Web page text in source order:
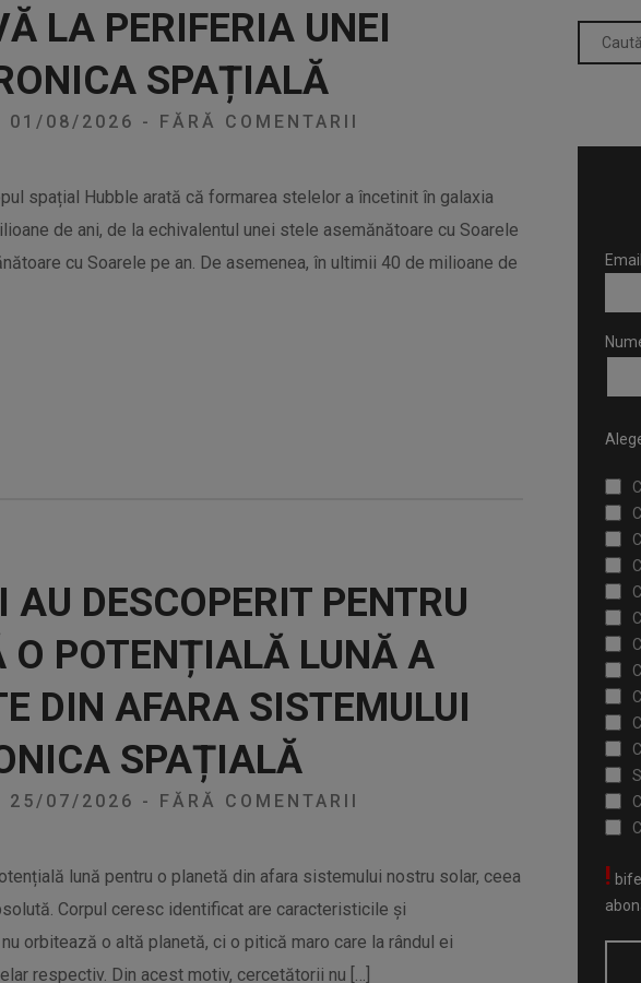
LA PERIFERIA UNEI
SPAȚIALĂ
01/08/2026 - FĂRĂ COMENTARII
spațial Hubble arată că formarea stelelor a încetinit în galaxia
de ani, de la echivalentul unei stele asemănătoare cu Soarele
cu Soarele pe an. De asemenea, în ultimii 40 de milioane de
DESCOPERIT PENTRU
O POTENȚIALĂ LUNĂ A
DIN AFARA SISTEMULUI
SPAȚIALĂ
25/07/2026 - FĂRĂ COMENTARII
lună pentru o planetă din afara sistemului nostru solar, ceea
Corpul ceresc identificat are caracteristicile și
orbitează o altă planetă, ci o pitică maro care la rândul ei
respectiv. Din acest motiv, cercetătorii nu […]
Email
!